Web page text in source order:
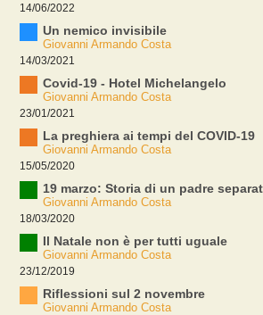
14/06/2022
Un nemico invisibile
Giovanni Armando Costa
14/03/2021
Covid-19 - Hotel Michelangelo
Giovanni Armando Costa
23/01/2021
La preghiera ai tempi del COVID-19
Giovanni Armando Costa
15/05/2020
19 marzo: Storia di un padre
Giovanni Armando Costa
18/03/2020
Il Natale non è per tutti uguale
Giovanni Armando Costa
23/12/2019
Riflessioni sul 2 novembre
Giovanni Armando Costa